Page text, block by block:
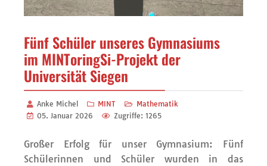
Fünf Schüler unseres Gymnasiums
im MINToringSi-Projekt der
Universität Siegen
Anke Michel MINT
Mathematik
05. Januar 2026
Zugriffe: 1265
Großer Erfolg für unser Gymnasium: Fünf
Schülerinnen und Schüler wurden in das